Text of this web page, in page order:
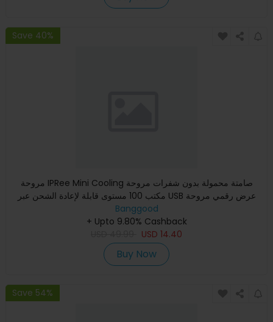
Save 40%
مروحة IPRee Mini Cooling صامتة محمولة بدون شفرات مروحة
مكتب 100 مستوى قابلة لإعادة الشحن عبر USB عرض رقمي مروحة
دوران عا
Banggood
+ Upto 9.80% Cashback
USD 14.40
Buy Now
Save 54%